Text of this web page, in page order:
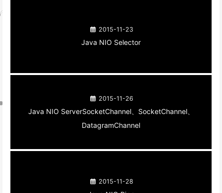
2015-11-23
Java NIO Selector
2015-11-26
Java NIO ServerSocketChannel、SocketChannel、
DatagramChannel
2015-11-28